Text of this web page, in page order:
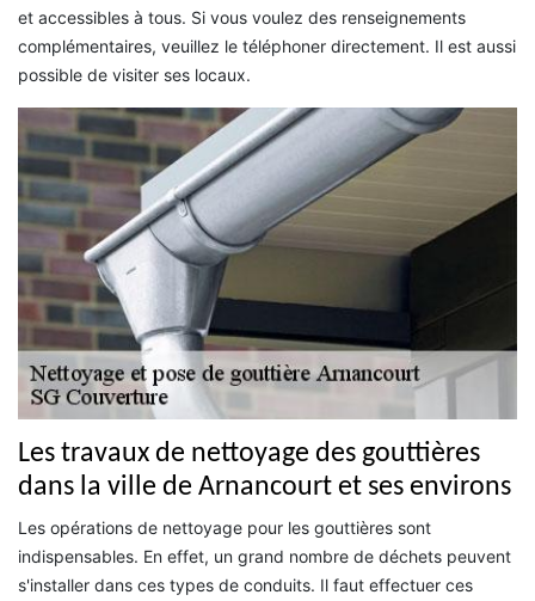
et accessibles à tous. Si vous voulez des renseignements
complémentaires, veuillez le téléphoner directement. Il est aussi
possible de visiter ses locaux.
Les travaux de nettoyage des gouttières
dans la ville de Arnancourt et ses environs
Les opérations de nettoyage pour les gouttières sont
indispensables. En effet, un grand nombre de déchets peuvent
s'installer dans ces types de conduits. Il faut effectuer ces